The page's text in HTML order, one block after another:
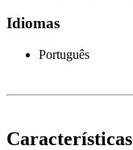
Idiomas
Português
Características